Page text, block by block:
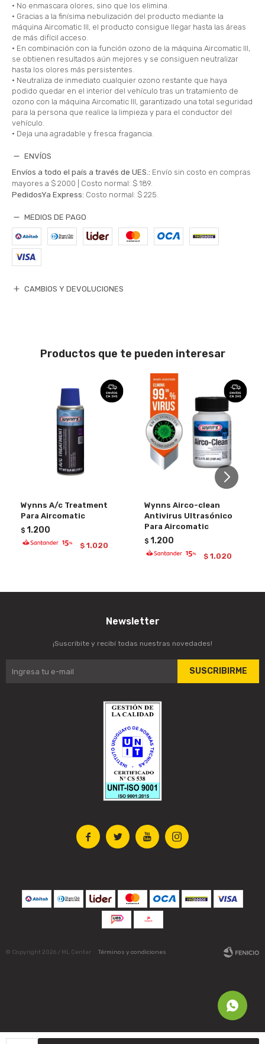
• No enmascara olores, sino que los elimina.
• Gracias a la finísima nebulización del producto mediante la
máquina Aircomatic III, el producto consigue llegar hasta las áreas
de más difícil acceso.
• En combinación con la función ozono de la máquina Aircomatic III,
se obtienen resultados aún mejores y se consiguen neutralizar
hasta los olores más persistentes.
• Neutraliza de inmediato cualquier ozono restante que haya
podido quedar en el interior del vehículo tras un tratamiento de
ozono con la máquina Aircomatic III, garantizado una total seguridad
para la persona que realice la limpieza y para el conductor del
vehículo.
• Deja una agradable y fresca fragancia.
ENVÍOS
Envíos a todo el país a través de UES.: Envío sin costo en compras
mayores a $ 2000 | Costo normal: $ 189.
PedidosYa Express: Costo normal: $ 225.
MEDIOS DE PAGO
CAMBIOS Y DEVOLUCIONES
Productos que te pueden interesar
Wynns A/c Treatment
Para Aircomatic
$ 1.200
$ 1.020
Wynns Airco-clean
Antivirus Ultrasónico
Para Aircomatic
$ 1.200
$ 1.020
   
Newsletter
¡Suscribite y recibí todas nuestras novedades!
SUSCRIBIRME
© Copyright 2026 / ML Center Términos y condiciones
Fenicio